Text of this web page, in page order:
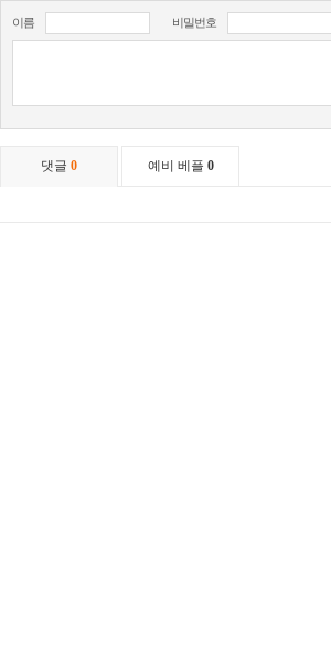
이름 비밀번호
댓글 0 예비 베플 0